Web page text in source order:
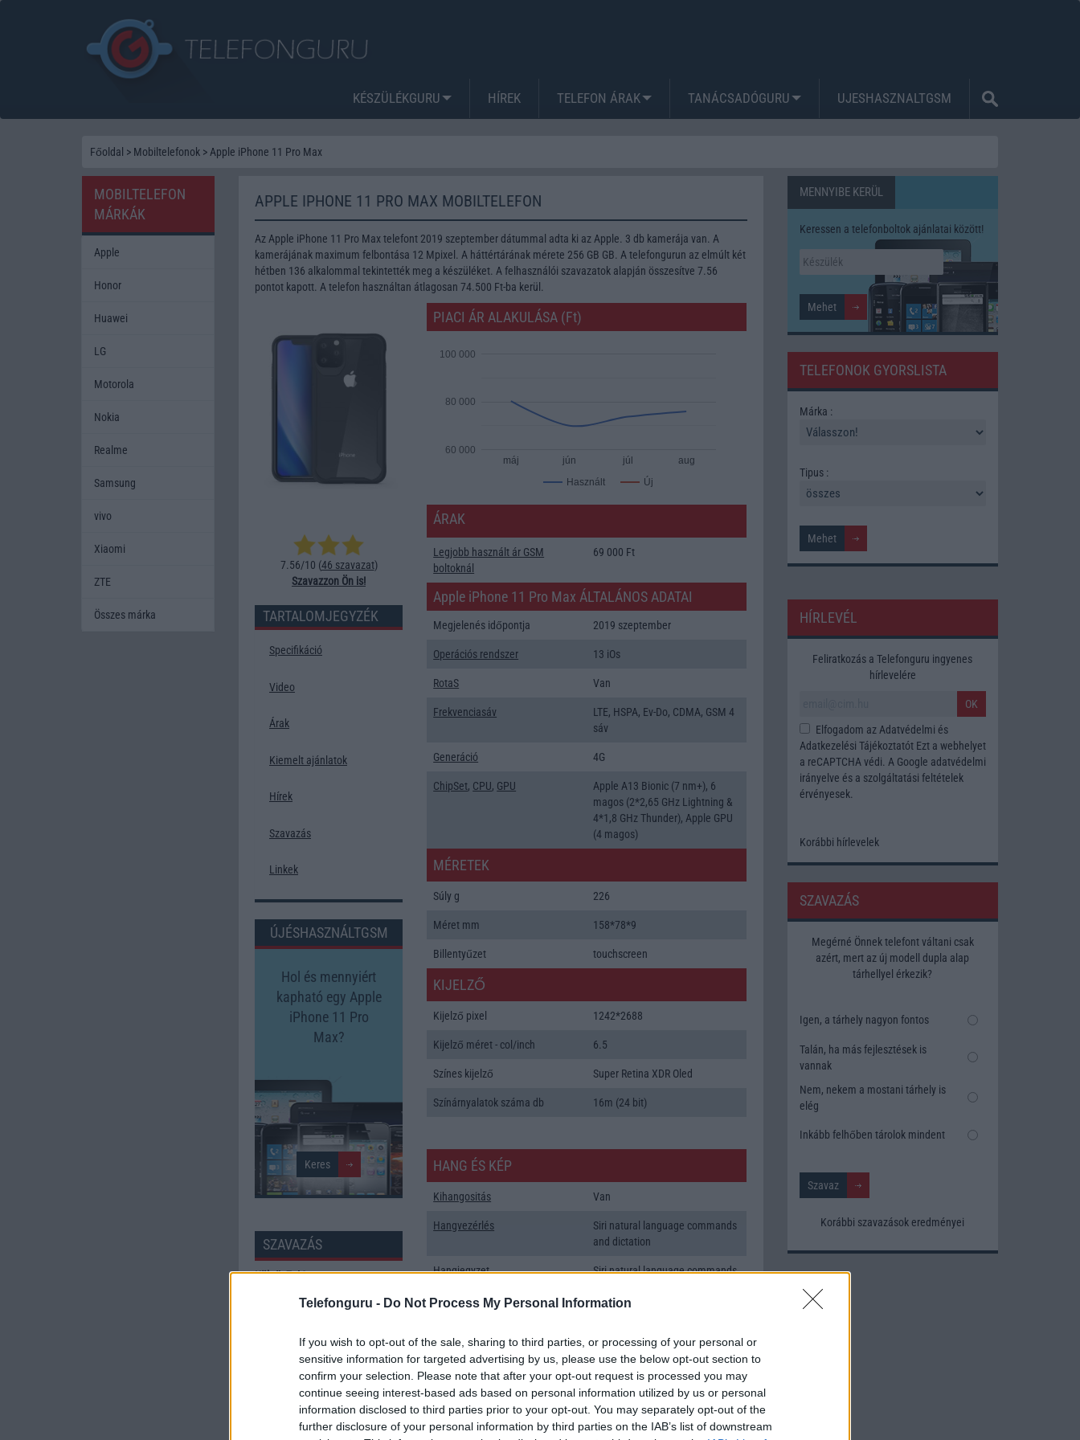
Telefonguru - Do Not Process My Personal Information
If you wish to opt-out of the sale, sharing to third parties, or processing of your personal or
sensitive information for targeted advertising by us, please use the below opt-out section to
confirm your selection. Please note that after your opt-out request is processed you may
continue seeing interest-based ads based on personal information utilized by us or personal
information disclosed to third parties prior to your opt-out. You may separately opt-out of the
further disclosure of your personal information by third parties on the IAB’s list of downstream
KÉSZÜLÉKGURU HÍREK TELEFON ÁRAK TANÁCSADÓGURU UJESHASZNALTGSM
Főoldal > Mobiltelefonok > Apple iPhone 11 Pro Max
APPLE IPHONE 11 PRO MAX MOBILTELEFON
Az Apple iPhone 11 Pro Max telefont 2019 szeptember dátummal adta ki az Apple. 3 db kamerája van. A
kamerájának maximum felbontása 12 Mpixel. A háttértárának mérete 256 GB GB. A telefongurun az elmúlt két
hétben 136 alkalommal tekintették meg a készüléket. A felhasználói szavazatok alapján összesítve 7.56
pontot kapott. A telefon használtan átlagosan 74.500 Ft-ba kerül.
7.56/10 (46 szavazat)
Szavazzon Ön is!
TARTALOMJEGYZÉK
Specifikáció
Video
Árak
Kiemelt ajánlatok
Hírek
Szavazás
Linkek
ÚJÉSHASZNÁLTGSM
Hol és mennyiért
kapható egy Apple
iPhone 11 Pro
Max?
SZAVAZÁS
Külső: 7.46
Minőség: 7.52
Értékelés: 7.56 | Szavazatok: 46
Szavazzon Ön is!
PIACI ÁR ALAKULÁSA (Ft)
Használt Új
máj jún júl aug
60 000
80 000
100 000
ÁRAK
Legjobb használt ár GSM
boltoknál
69 000 Ft
Apple iPhone 11 Pro Max ÁLTALÁNOS ADATAI
Megjelenés időpontja 2019 szeptember
Operációs rendszer 13 iOs
RotaS Van
Frekvenciasáv
LTE, HSPA, Ev-Do, CDMA, GSM 4
sáv
Generáció 4G
ChipSet, CPU, GPU
Apple A13 Bionic (7 nm+), 6
magos (2*2,65 GHz Lightning &
4*1,8 GHz Thunder), Apple GPU
(4 magos)
MÉRETEK
Súly g 226
Méret mm 158*78*9
Billentyűzet touchscreen
KIJELZŐ
Kijelző pixel 1242*2688
Kijelző méret - col/inch 6.5
Színes kijelző Super Retina XDR Oled
Színárnyalatok száma db 16m (24 bit)
HANG ÉS KÉP
Kihangositás Van
Hangvezérlés
Siri natural language commands
and dictation
Hangjegyzet
Siri natural language commands
Polifonia MIDI
Zenelejátszás (Music Player)
Aktív zajelnyomás külön
mikrofonnal!
Rádió
MENNYIBE KERÜL
Keressen a telefonboltok ajánlatai között!
TELEFONOK GYORSLISTA
Márka :
Tipus :
HÍRLEVÉL
Feliratkozás a Telefonguru ingyenes
hírlevelére
OK
Elfogadom az Adatvédelmi és
Adatkezelési TájékoztatótEzt a webhelyet
a reCAPTCHA védi. A Google adatvédelmi
irányelve és a szolgáltatási feltételek
érvényesek.
Korábbi hírlevelek
SZAVAZÁS
Megérné Önnek telefont váltani csak
azért, mert az új modell dupla alap
tárhellyel érkezik?
Igen, a tárhely nagyon fontos
Talán, ha más fejlesztések is
vannak
Nem, nekem a mostani tárhely is
elég
Inkább felhőben tárolok mindent
Korábbi szavazások eredményei
MOBILTELEFON
MÁRKÁK
Apple
Honor
Huawei
LG
Motorola
Nokia
Realme
Samsung
vivo
Xiaomi
ZTE
Összes márka